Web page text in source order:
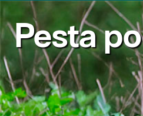
Pesta